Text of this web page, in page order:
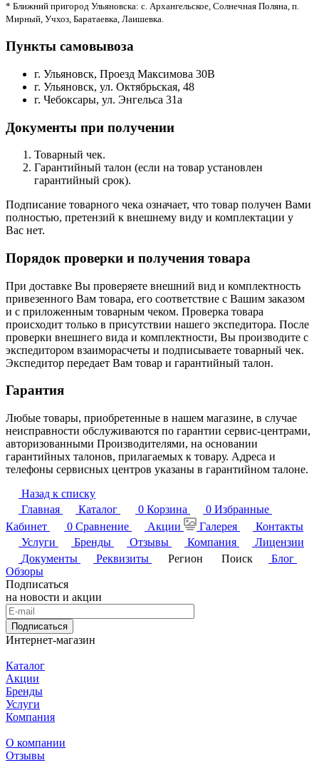
* Ближний пригород Ульяновска: с. Архангельское, Солнечная Поляна, п.
Мирный, Учхоз, Баратаевка, Лаишевка.
Пункты самовывоза
г. Ульяновск, Проезд Максимова 30В
г. Ульяновск, ул. Октябрьская, 48
г. Чебоксары, ул. Энгельса 31а
Документы при получении
Товарный чек.
Гарантийный талон (если на товар установлен
гарантийный срок).
Подписание товарного чека означает, что товар получен Вами
полностью, претензий к внешнему виду и комплектации у
Вас нет.
Порядок проверки и получения товара
При доставке Вы проверяете внешний вид и комплектность
привезенного Вам товара, его соответствие с Вашим заказом
и с приложенным товарным чеком. Проверка товара
происходит только в присутствии нашего экспедитора. После
проверки внешнего вида и комплектности, Вы производите с
экспедитором взаиморасчеты и подписываете товарный чек.
Экспедитор передает Вам товар и гарантийный талон.
Гарантия
Любые товары, приобретенные в нашем магазине, в случае
неисправности обслуживаются по гарантии сервис-центрами,
авторизованными Производителями, на основании
гарантийных талонов, прилагаемых к товару. Адреса и
телефоны сервисных центров указаны в гарантийном талоне.
Назад к списку
Главная
Каталог 0 Корзина 0 Избранные
Кабинет
0 Сравнение Акции Галерея
Контакты
Услуги
Бренды Отзывы Компания
Лицензии
Документы
Реквизиты Регион Поиск
Блог
Обзоры
Подписаться
на новости и акции
Подписаться
Интернет-магазин
Каталог
Акции
Бренды
Услуги
Компания
О компании
Отзывы